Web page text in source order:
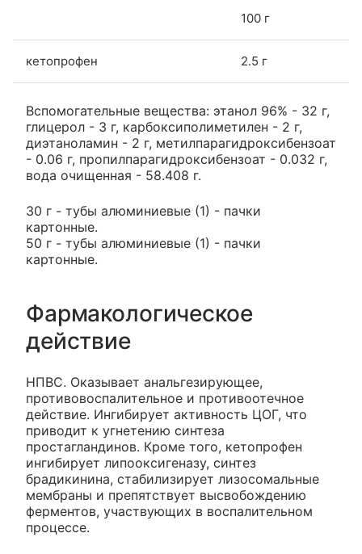
100 г
кетопрофен 2.5 г
Вспомогательные вещества: этанол 96% - 32 г,
глицерол - 3 г, карбоксиполиметилен - 2 г,
диэтаноламин - 2 г, метилпарагидроксибензоат
- 0.06 г, пропилпарагидроксибензоат - 0.032 г,
вода очищенная - 58.408 г.
30 г - тубы алюминиевые (1) - пачки
картонные.
50 г - тубы алюминиевые (1) - пачки
картонные.
Фармакологическое
действие
НПВС. Оказывает анальгезирующее,
противовоспалительное и противоотечное
действие. Ингибирует активность ЦОГ, что
приводит к угнетению синтеза
простагландинов. Кроме того, кетопрофен
ингибирует липооксигеназу, синтез
брадикинина, стабилизирует лизосомальные
мембраны и препятствует высвобождению
ферментов, участвующих в воспалительном
процессе.